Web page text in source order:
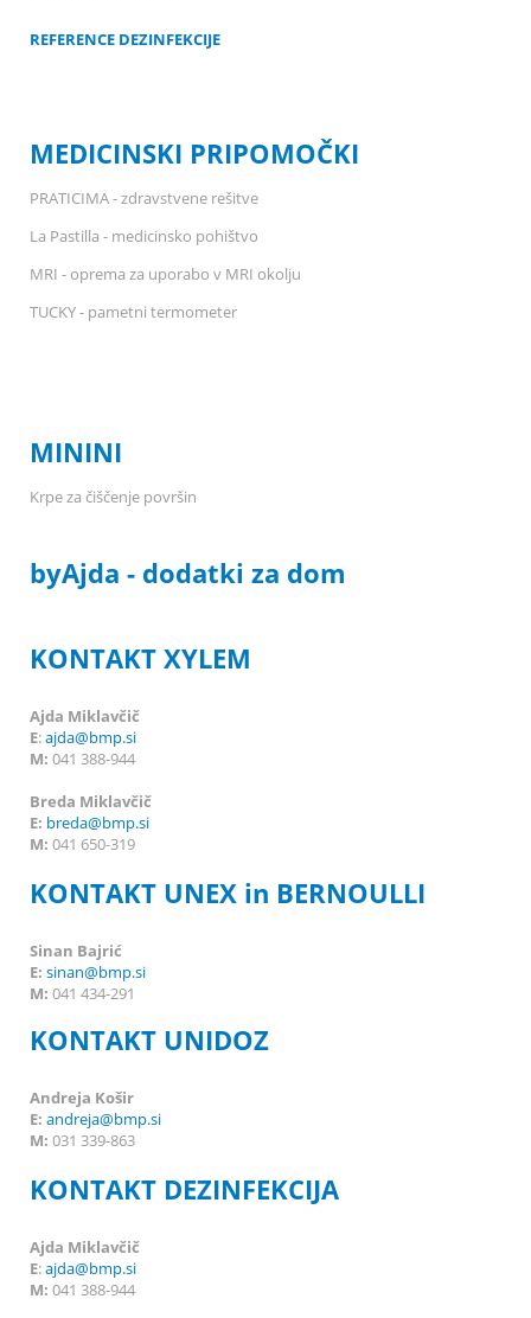
REFERENCE DEZINFEKCIJE
MEDICINSKI PRIPOMOČKI
PRATICIMA - zdravstvene rešitve
La Pastilla - medicinsko pohištvo
MRI - oprema za uporabo v MRI okolju
TUCKY - pametni termometer
MININI
Krpe za čiščenje površin
byAjda - dodatki za dom
KONTAKT XYLEM
Ajda Miklavčič
E:ajda@bmp.si
M: 041 388-944
Breda Miklavčič
E: breda@bmp.si
M: 041 650-319
KONTAKT UNEX in BERNOULLI
Sinan Bajrić
E: sinan@bmp.si
M: 041 434-291
KONTAKT UNIDOZ
Andreja Košir
E: andreja@bmp.si
M: 031 339-863
KONTAKT DEZINFEKCIJA
Ajda Miklavčič
E:ajda@bmp.si
M: 041 388-944